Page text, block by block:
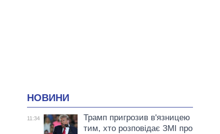
НОВИНИ
11:34
Трамп пригрозив в'язницею
тим, хто розповідає ЗМІ про